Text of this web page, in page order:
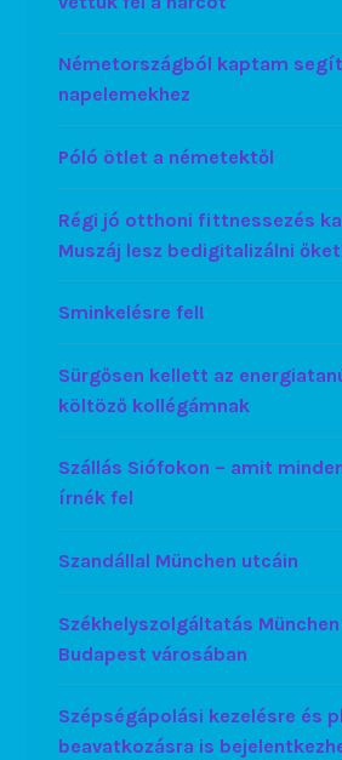
Németországból kaptam
napelemekhez
Póló ötlet a németektől
Régi jó otthoni fittnessezés
Muszáj lesz bedigitalizálni
Sminkelésre fel!
Sürgősen kellett az
költöző kollégámnak
Szállás Siófokon – amit
írnék fel
Szandállal München utcáin
Székhelyszolgáltatás
Budapest városában
Szépségápolási kezelésre és
beavatkozásra is